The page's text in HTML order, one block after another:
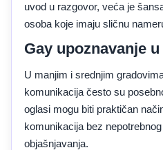
uvod u razgovor, veća je
osoba koje imaju sličnu
Gay upoznavanje
U manjim i srednjim
komunikacija često su
oglasi mogu biti praktičan
komunikacija bez
objašnjavanja.